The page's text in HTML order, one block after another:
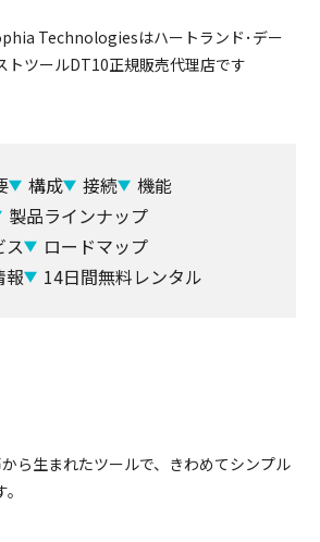
Technologiesはハートランド･デー
トツールDT10正規販売代理店です
構成 接続
機能
製品ラインナップ
ス
ロードマップ
報
14日間無料レンタル
ら生まれたツールで、きわめてシンプル